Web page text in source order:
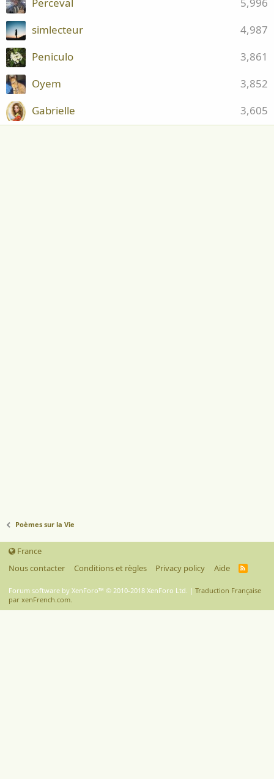
5,996
Perceval
4,987
simlecteur
3,861
Peniculo
3,852
Oyem
3,605
Gabrielle
Poèmes sur la Vie
France
Nous contacter
Conditions et règles Privacy policy Aide
R
Forum software by XenForo™ © 2010-2018 XenForo Ltd. | Traduction Française
par xenFrench.com.